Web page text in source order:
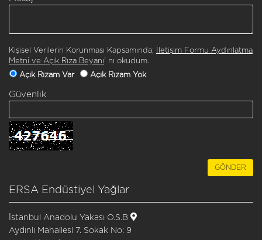
Kişisel Verilerin Korunması Kapsamında;
İletişim Formu Aydınlatma
Metni ve Açık Rıza Beyanı' nı okudum.
Açık Rızam Var
Açık Rızam Yok
Güvenlik
ERSA Endüstiyel Yağlar
İstanbul Anadolu Yakası O.S.B
Aydınlı Mahallesi 7. Sokak No: 9